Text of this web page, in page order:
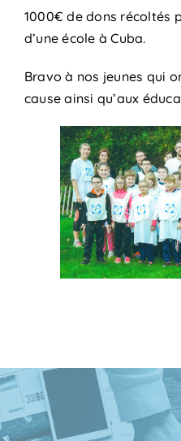
1000€ de dons récoltés
d’une école à Cuba.
Bravo à nos jeunes qui
cause ainsi qu’aux